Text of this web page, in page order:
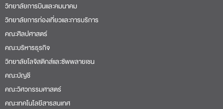
วิทยาลัยการบินและคมนาคม
วิทยาลัยการท่องเที่ยวและการบริการ
คณะศิลปศาสตร์
คณะบริหารธุรกิจ
วิทยาลัยโลจิสติกส์และซัพพลายเชน
คณะบัญชี
คณะวิศวกรรมศาสตร์
คณะเทคโนโลยีสารสนเทศ